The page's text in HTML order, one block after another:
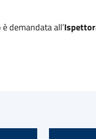
demandata all’